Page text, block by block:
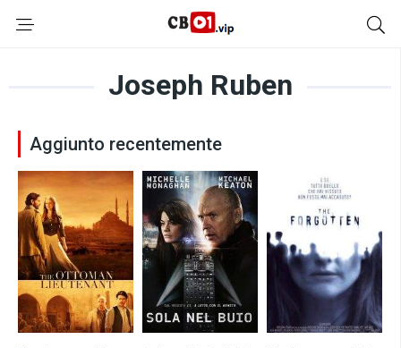
Joseph Ruben
Aggiunto recentemente